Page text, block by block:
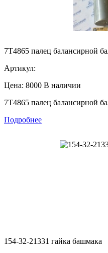
7T4865 палец балансирной
Артикул:
Цена: 8000 В наличии
7T4865 палец балансирной
Подробнее
154-32-21331 гайка башмака